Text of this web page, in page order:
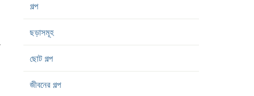
গল্প
ছড়াসমূহ
ছোট গল্প
জীবনের গল্প